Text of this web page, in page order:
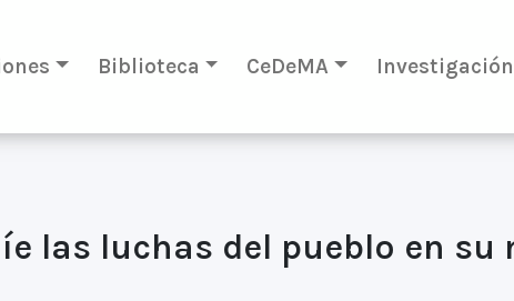
Biblioteca CeDeMA Investigación
las luchas del pueblo en su